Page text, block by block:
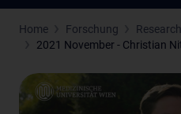
Home Forschung
2021 November - Christian